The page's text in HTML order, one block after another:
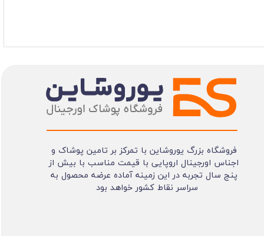
فروشگاه بزرگ یوروشاین با تمرکز بر تامین پوشاک و
اجناس اورجینال اروپایی با قیمت مناسب با بیش از
پنج سال تجربه در این زمینه آماده عرضه محصول به
سراسر نقاط کشور خواهد بود